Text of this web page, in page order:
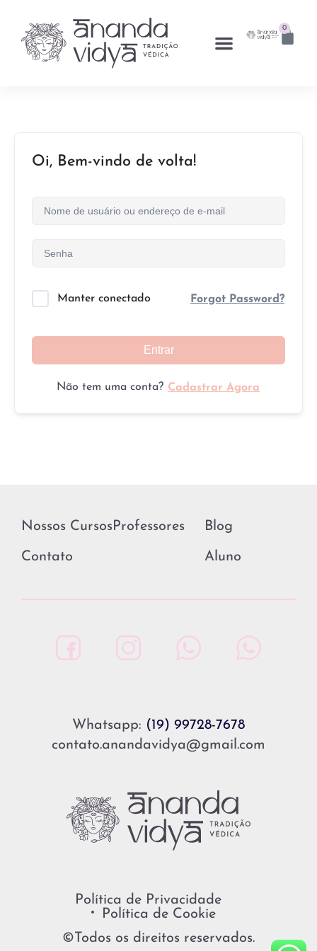
0
Oi, Bem-vindo de volta!
Manter conectado Forgot Password?
Entrar
Não tem uma conta? Cadastrar Agora
Whatsapp: (19) 99728-7678
contato.anandavidya@gmail.com
Política de Privacidade
Política de Cookie
©Todos os direitos reservados.
Nossos CursosProfessores Blog
Contato Aluno